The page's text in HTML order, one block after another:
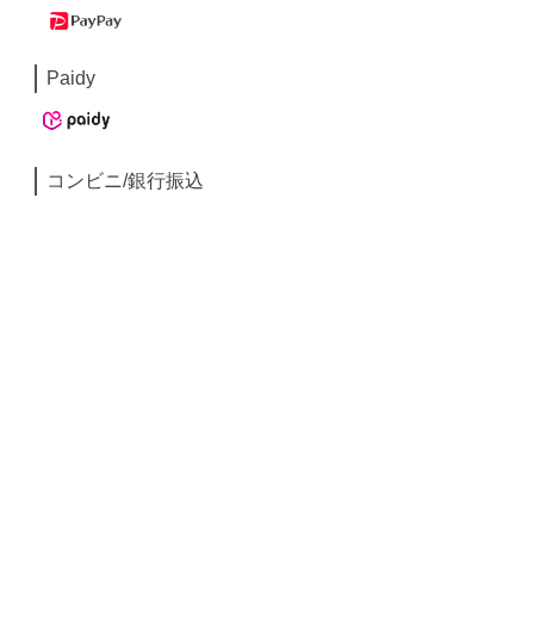
Paidy
コンビニ/銀行振込